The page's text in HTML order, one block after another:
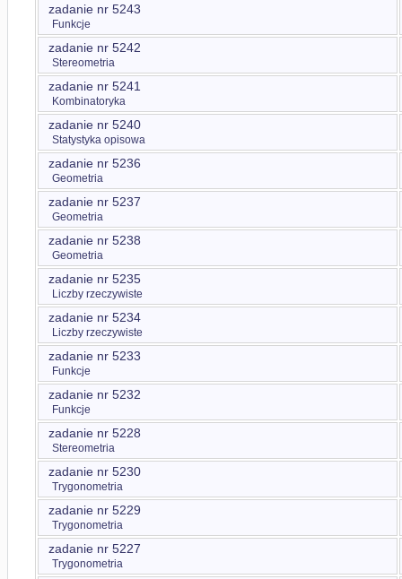
zadanie nr 5243
Funkcje
zadanie nr 5242
Stereometria
zadanie nr 5241
Kombinatoryka
zadanie nr 5240
Statystyka opisowa
zadanie nr 5236
Geometria
zadanie nr 5237
Geometria
zadanie nr 5238
Geometria
zadanie nr 5235
Liczby rzeczywiste
zadanie nr 5234
Liczby rzeczywiste
zadanie nr 5233
Funkcje
zadanie nr 5232
Funkcje
zadanie nr 5228
Stereometria
zadanie nr 5230
Trygonometria
zadanie nr 5229
Trygonometria
zadanie nr 5227
Trygonometria